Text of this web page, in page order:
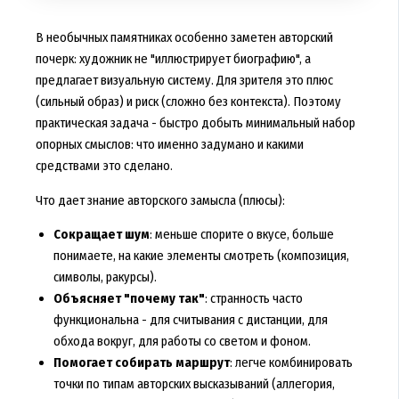
В необычных памятниках особенно заметен авторский
почерк: художник не "иллюстрирует биографию", а
предлагает визуальную систему. Для зрителя это плюс
(сильный образ) и риск (сложно без контекста). Поэтому
практическая задача - быстро добыть минимальный набор
опорных смыслов: что именно задумано и какими
средствами это сделано.
Что дает знание авторского замысла (плюсы):
Сокращает шум: меньше спорите о вкусе, больше
понимаете, на какие элементы смотреть (композиция,
символы, ракурсы).
Объясняет "почему так": странность часто
функциональна - для считывания с дистанции, для
обхода вокруг, для работы со светом и фоном.
Помогает собирать маршрут: легче комбинировать
точки по типам авторских высказываний (аллегория,